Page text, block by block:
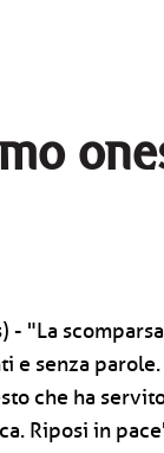
- "La
e senza
che ha
Riposi in